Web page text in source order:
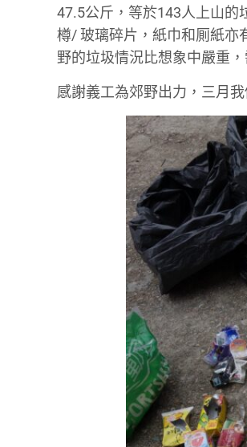
47.5公斤，等於143人上山的
樽/ 玻璃碎片，紙巾和厠紙亦
野的垃圾情況比想象中嚴重
感謝義工為郊野出力，三月